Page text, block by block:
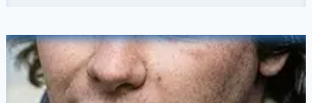
UNE
LÉGENDE
DE
LA
FORMULE